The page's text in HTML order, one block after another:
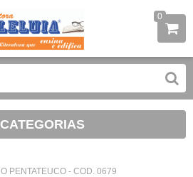
0
CATEGORIAS
O PENTATEUCO - COD. 0679